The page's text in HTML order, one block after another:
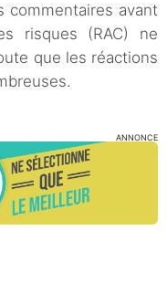
commentaires avant
risques (RAC) ne
que les réactions
ANNONCE